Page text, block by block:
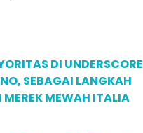
DI UNDERSCORE
SEBAGAI LANGKAH
MEWAH ITALIA